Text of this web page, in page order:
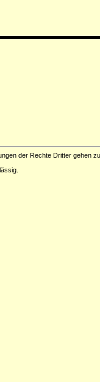
der Rechte Dritter gehen